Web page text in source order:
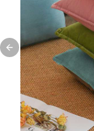
Previous slide